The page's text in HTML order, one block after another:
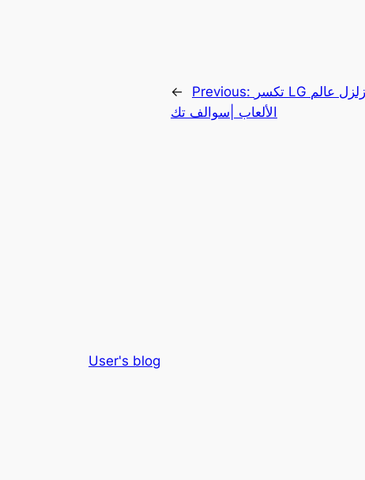
← Previous: تكسر LG الحواجز بشاشة تزلزل عالم
الألعاب |سوالف تك
User's blog